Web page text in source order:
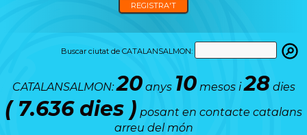
REGISTRA'T
Buscar ciutat de CATALANSALMON:
CATALANSALMON:20anys 10mesos i28 dies
( 7.636 dies ) posant en contacte catalans
arreu del món